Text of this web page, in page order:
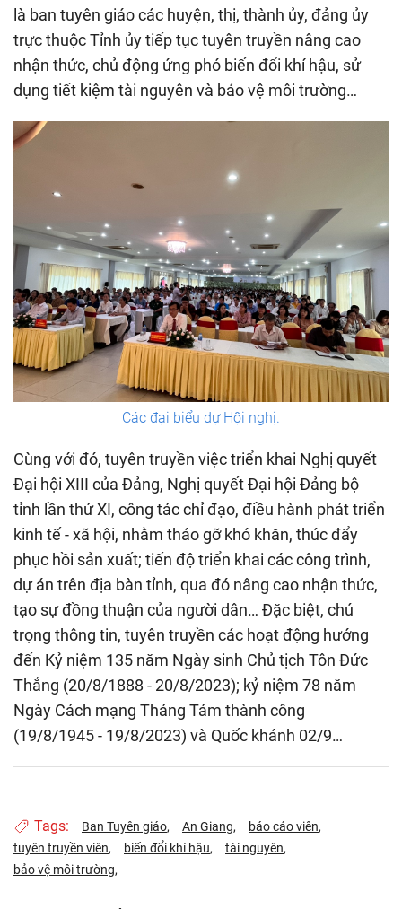
là ban tuyên giáo các huyện, thị, thành ủy, đảng ủy
trực thuộc Tỉnh ủy tiếp tục tuyên truyền nâng cao
nhận thức, chủ động ứng phó biến đổi khí hậu, sử
dụng tiết kiệm tài nguyên và bảo vệ môi trường…
Các đại biểu dự Hội nghị.
Cùng với đó, tuyên truyền việc triển khai Nghị quyết
Đại hội XIII của Đảng, Nghị quyết Đại hội Đảng bộ
tỉnh lần thứ XI, công tác chỉ đạo, điều hành phát triển
kinh tế - xã hội, nhằm tháo gỡ khó khăn, thúc đẩy
phục hồi sản xuất; tiến độ triển khai các công trình,
dự án trên địa bàn tỉnh, qua đó nâng cao nhận thức,
tạo sự đồng thuận của người dân… Đặc biệt, chú
trọng thông tin, tuyên truyền các hoạt động hướng
đến Kỷ niệm 135 năm Ngày sinh Chủ tịch Tôn Đức
Thắng (20/8/1888 - 20/8/2023); kỷ niệm 78 năm
Ngày Cách mạng Tháng Tám thành công
(19/8/1945 - 19/8/2023) và Quốc khánh 02/9…
Tags: Ban Tuyên giáo An Giang
báo cáo viên
tuyên truyền viên
biến đổi khí hậu
tài nguyên
bảo vệ môi trường